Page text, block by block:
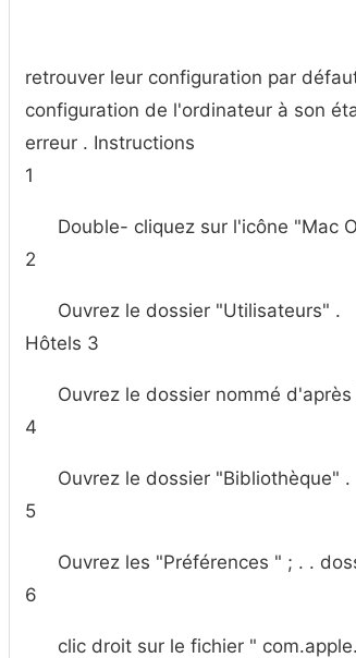
retrouver leur configuration par
configuration de l'ordinateur à son
erreur . Instructions
1
Double- cliquez sur l'icône "Mac
2
Ouvrez le dossier "Utilisateurs" .
Hôtels 3
Ouvrez le dossier nommé
4
Ouvrez le dossier "Bibliothèque" .
5
Ouvrez les "Préférences " ; . .
6
clic droit sur le fichier "